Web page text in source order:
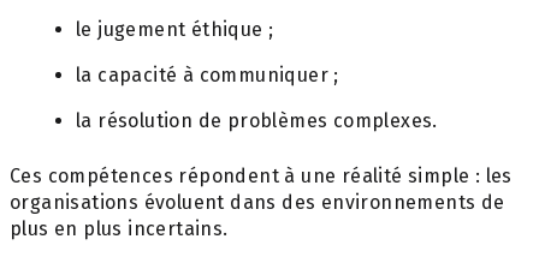
le jugement éthique ;
la capacité à communiquer ;
la résolution de problèmes complexes.
Ces compétences répondent à une réalité simple : les
organisations évoluent dans des environnements de
plus en plus incertains.